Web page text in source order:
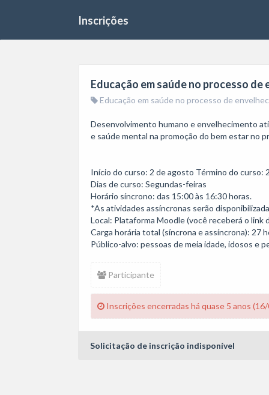
Inscrições
Educação em saúde no processo
Educação em saúde no processo de
Desenvolvimento humano e envelhecimento
e saúde mental na promoção do bem estar no
Início do curso: 2 de agosto Término do curso:
Dias de curso: Segundas-feiras
Horário síncrono: das 15:00 às 16:30 horas.
*As atividades assíncronas serão
Local: Plataforma Moodle (você receberá o link
Carga horária total (síncrona e assíncrona): 27
Público-alvo: pessoas de meia idade, idosos e
Participante
Inscrições encerradas há quase 5 anos
Solicitação de inscrição indisponível